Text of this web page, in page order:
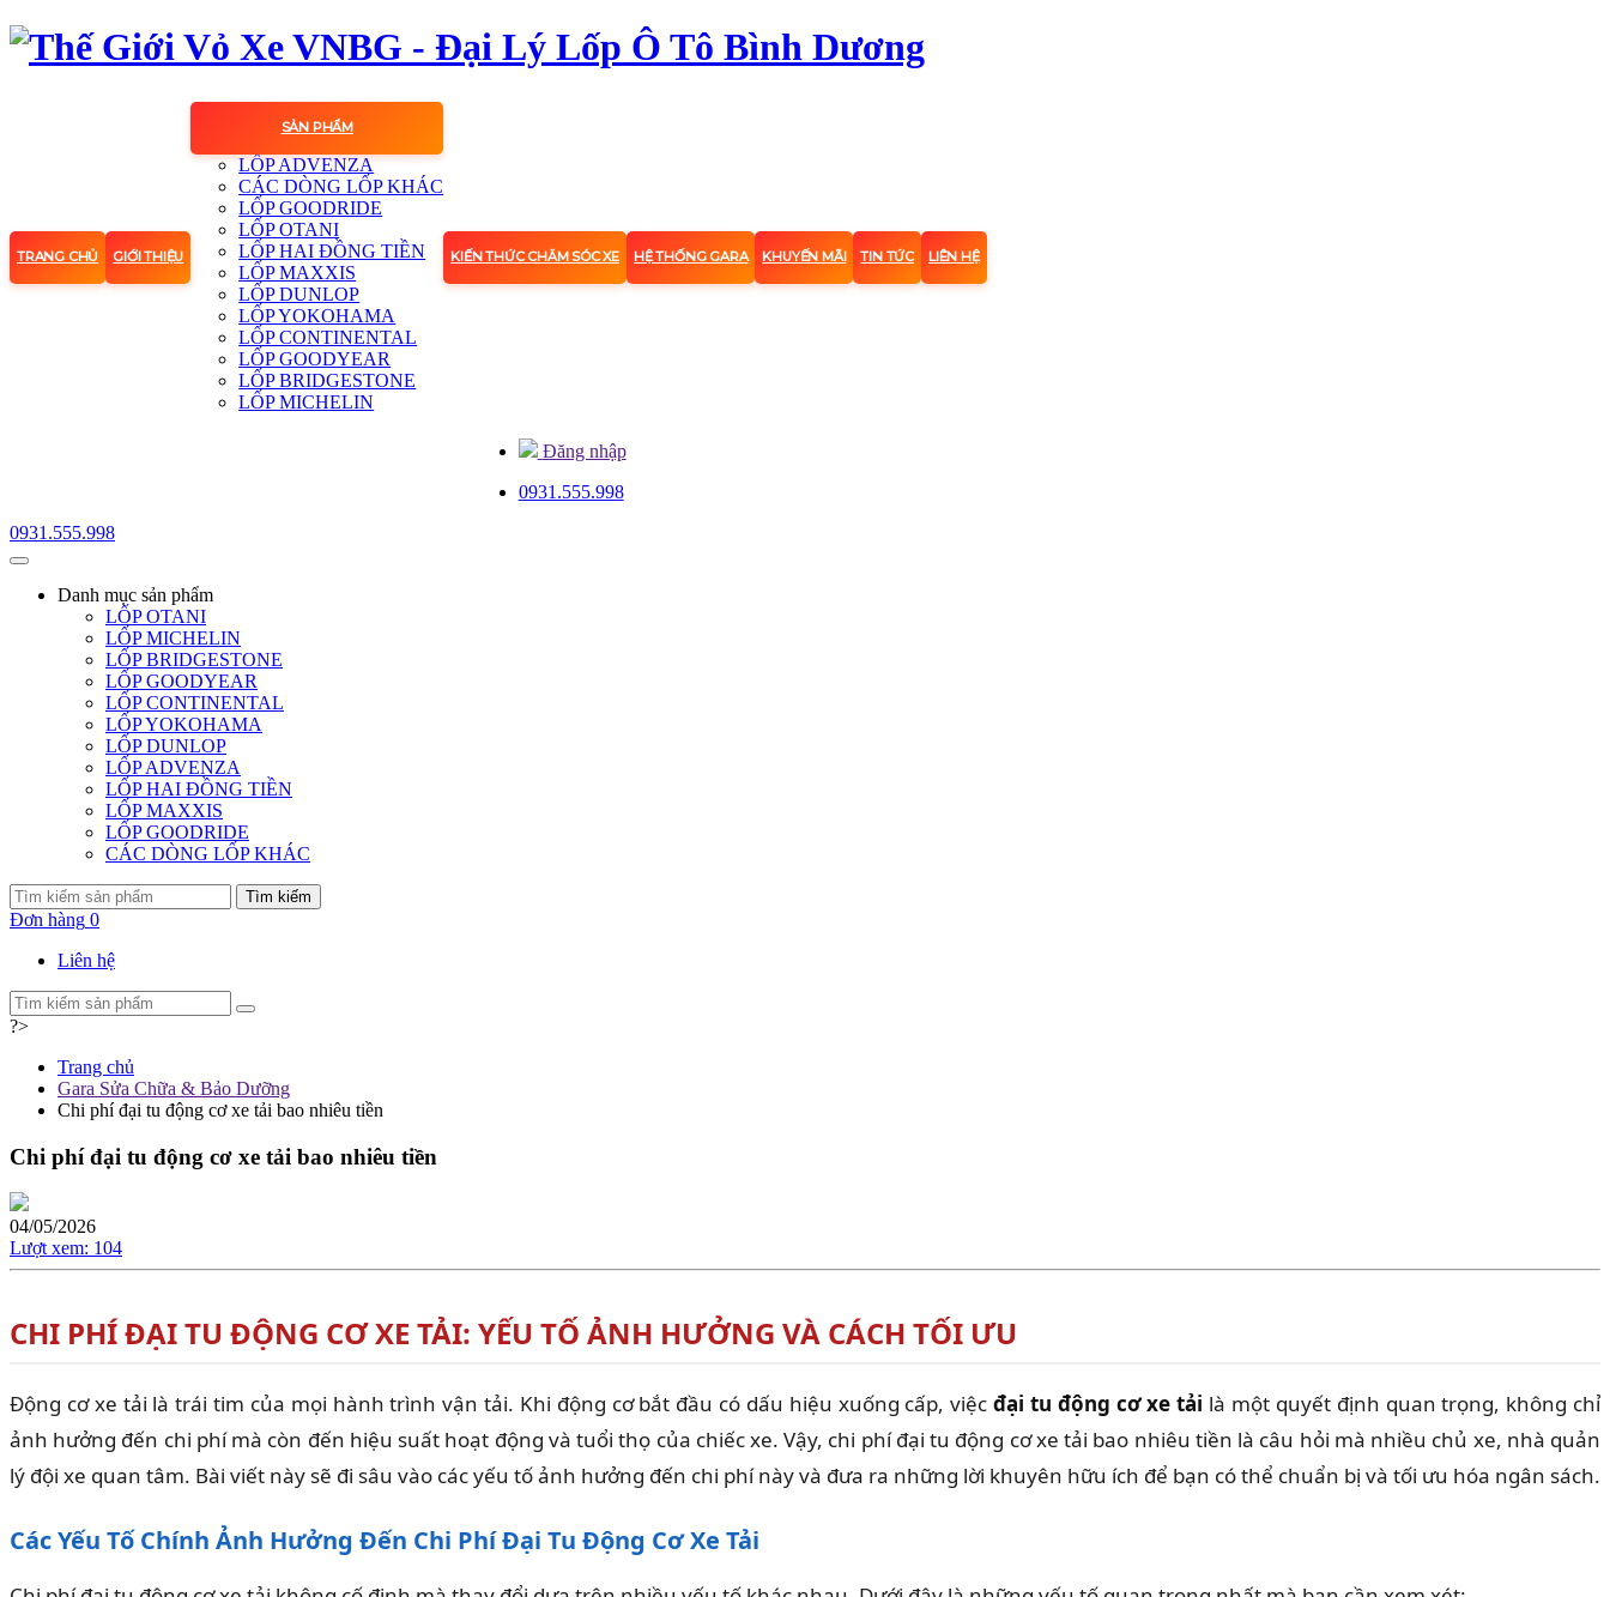
TRANG CHỦ GIỚI THIỆU
SẢN PHẨM
LỐP ADVENZA
CÁC DÒNG LỐP KHÁC
LỐP GOODRIDE
LỐP OTANI
LỐP HAI ĐỒNG TIỀN
LỐP MAXXIS
LỐP DUNLOP
LỐP YOKOHAMA
LỐP CONTINENTAL
LỐP GOODYEAR
LỐP BRIDGESTONE
LỐP MICHELIN
KIẾN THỨC CHĂM SÓC XE HỆ THỐNG GARA KHUYẾN MÃI TIN TỨC LIÊN HỆ
Đăng nhập
0931.555.998
0931.555.998
Danh mục sản phẩm
LỐP OTANI
LỐP MICHELIN
LỐP BRIDGESTONE
LỐP GOODYEAR
LỐP CONTINENTAL
LỐP YOKOHAMA
LỐP DUNLOP
LỐP ADVENZA
LỐP HAI ĐỒNG TIỀN
LỐP MAXXIS
LỐP GOODRIDE
CÁC DÒNG LỐP KHÁC
Tìm kiếm
Đơn hàng 0
Liên hệ
?>
Trang chủ
Gara Sửa Chữa & Bảo Dưỡng
Chi phí đại tu động cơ xe tải bao nhiêu tiền
Chi phí đại tu động cơ xe tải bao nhiêu tiền
04/05/2026
Lượt xem: 104
CHI PHÍ ĐẠI TU ĐỘNG CƠ XE TẢI: YẾU TỐ ẢNH HƯỞNG VÀ CÁCH TỐI ƯU
Động cơ xe tải là trái tim của mọi hành trình vận tải. Khi động cơ bắt đầu có dấu hiệu xuống cấp, việcđại tu động cơ xe tải là một quyết định quan trọng, không chỉ
ảnh hưởng đến chi phí mà còn đến hiệu suất hoạt động và tuổi thọ của chiếc xe. Vậy, chi phí đại tu động cơ xe tải bao nhiêu tiền là câu hỏi mà nhiều chủ xe, nhà quản
lý đội xe quan tâm. Bài viết này sẽ đi sâu vào các yếu tố ảnh hưởng đến chi phí này và đưa ra những lời khuyên hữu ích để bạn có thể chuẩn bị và tối ưu hóa ngân sách.
Các Yếu Tố Chính Ảnh Hưởng Đến Chi Phí Đại Tu Động Cơ Xe Tải